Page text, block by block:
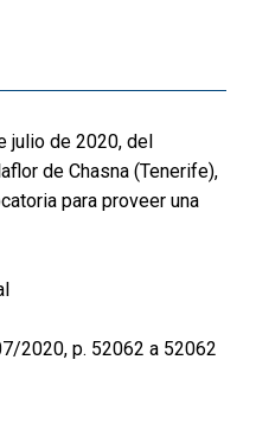
julio de 2020, del
de Chasna (Tenerife),
para proveer una
2020, p. 52062 a 52062